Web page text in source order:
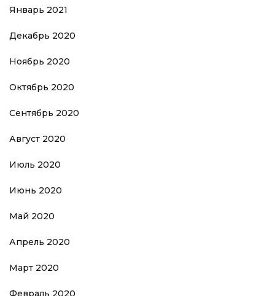
Январь 2021
Декабрь 2020
Ноябрь 2020
Октябрь 2020
Сентябрь 2020
Август 2020
Июль 2020
Июнь 2020
Май 2020
Апрель 2020
Март 2020
Февраль 2020